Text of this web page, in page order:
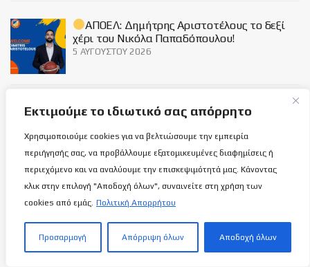
Εκτιμούμε το ιδιωτικό σας απόρρητο
Χρησιμοποιούμε cookies για να βελτιώσουμε την εμπειρία
περιήγησής σας, να προβάλλουμε εξατομικευμένες διαφημίσεις ή
περιεχόμενο και να αναλύουμε την επισκεψιμότητά μας. Κάνοντας
κλικ στην επιλογή "Αποδοχή όλων", συναινείτε στη χρήση των
cookies από εμάς. Πολιτική Απορρήτου
Προσαρμογή Απόρριψη όλων Αποδοχή όλων
ΑΠΟΕΛ: Δημήτρης Αριστοτέλους το δεξί
χέρι του Νικόλα Παπαδόπουλου!
5 ΑΥΓΟΎΣΤΟΥ 2026
Spoteam Cyprus LTD!
Η Παναγιώτα θα προπονεί τους…
μπόμπιρες της Αφροδίτης!
5 ΑΥΓΟΎΣΤΟΥ 2026
Social